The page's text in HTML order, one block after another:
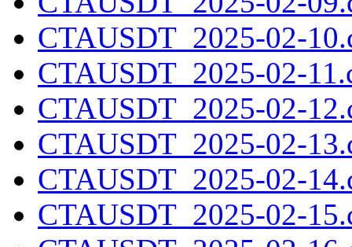
CTAUSDT_2025-02-
CTAUSDT_2025-02-
CTAUSDT_2025-02-
CTAUSDT_2025-02-
CTAUSDT_2025-02-
CTAUSDT_2025-02-